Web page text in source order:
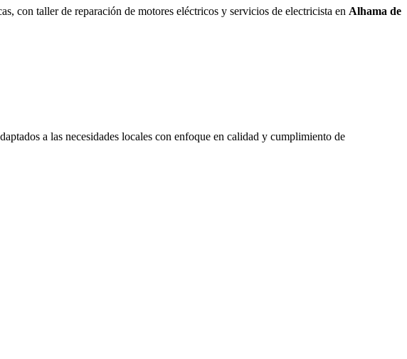
con taller de reparación de motores eléctricos y servicios de electricista en Alhama de
a las necesidades locales con enfoque en calidad y cumplimiento de